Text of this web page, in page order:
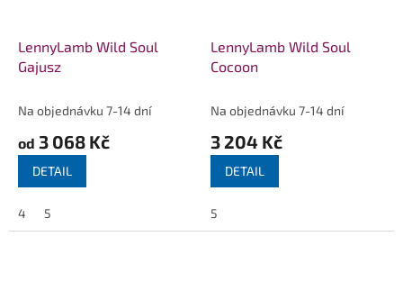
LennyLamb Wild Soul
Gajusz
Na objednávku 7-14 dní
od 3 068 Kč
DETAIL
4 5
LennyLamb Wild Soul
Cocoon
Na objednávku 7-14 dní
3 204 Kč
DETAIL
5